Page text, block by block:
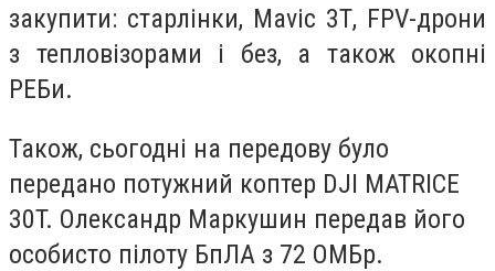
закупити: старлінки, Mavic 3Т, FPV-дрони
з тепловізорами і без, а також окопні
РЕБи.
Також, сьогодні на передову було
передано потужний коптер DJI MATRICE
30T. Олександр Маркушин передав його
особисто пілоту БпЛА з 72 ОМБр.